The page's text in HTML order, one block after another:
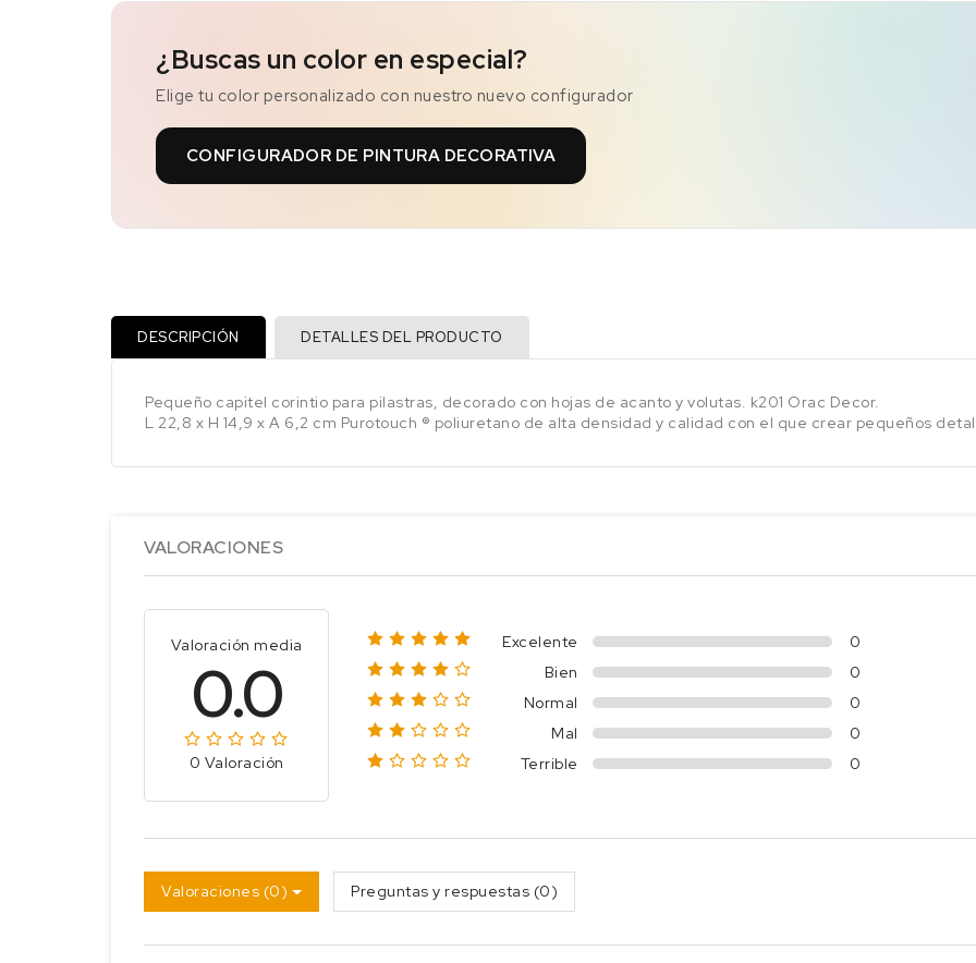
¿Buscas un color en especial?
Elige tu color personalizado con nuestro nuevo configurador
CONFIGURADOR DE PINTURA DECORATIVA
DESCRIPCIÓN DETALLES DEL PRODUCTO
Pequeño capitel corintio para pilastras, decorado con hojas de acanto y volutas. k201 Orac Decor.
L 22,8 x H 14,9 x A 6,2 cm Purotouch ® poliuretano de alta densidad y calidad con el que crear pequeños
VALORACIONES
Valoración media
0.0
0 Valoración
Excelente
0
Bien
0
Normal
0
Mal
0
Terrible
0
Valoraciones (0) Preguntas y respuestas (0)